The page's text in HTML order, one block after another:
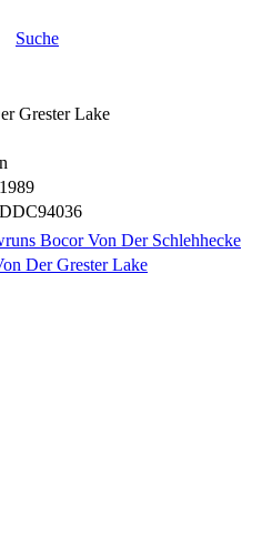
Suche
Grester Lake
Bocor Von Der Schlehhecke
Der Grester Lake